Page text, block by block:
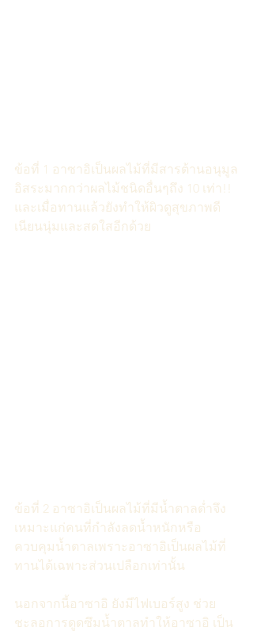
ข้อที่ 1 อาซาอิเป็นผลไม้ที่มีสารต้านอนุมูล
อิสระมากกว่าผลไม้ชนิดอื่นๆถึง 10 เท่า!!
และเมื่อทานแล้วยังทำให้ผิวดูสุขภาพดี
เนียนนุ่มและสดใสอีกด้วย
ข้อที่ 2 อาซาอิเป็นผลไม้ที่มีน้ำตาลต่ำจึง
เหมาะแก่คนที่กำลังลดน้ำหนักหรือ
ควบคุมน้ำตาลเพราะอาซาอิเป็นผลไม้ที่
ทานได้เฉพาะส่วนเปลือกเท่านั้น
นอกจากนี้อาซาอิ ยังมีไฟเบอร์สูง ช่วย
ชะลอการดูดซึมน้ำตาลทำให้อาซาอิ เป็น